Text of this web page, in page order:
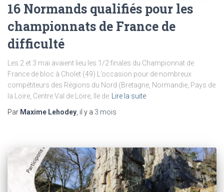
16 Normands qualifiés pour les
championnats de France de
difficulté
Les 2 et 3 mai avaient lieu les 1/2 finales du Championnat de
France de bloc à Cholet (49) L’occasion pour de nombreux
compétiteurs des Régions du Nord (Bretagne, Normandie, Pays de
la Loire, Centre Val de Loire, Ile de Lire la suite
Par Maxime Lehodey, il y a 3 mois